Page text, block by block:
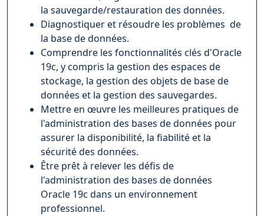
la sauvegarde/restauration des données.
Diagnostiquer et résoudre les problèmes de
la base de données.
Comprendre les fonctionnalités clés d'Oracle
19c, y compris la gestion des espaces de
stockage, la gestion des objets de base de
données et la gestion des sauvegardes.
Mettre en œuvre les meilleures pratiques de
l'administration des bases de données pour
assurer la disponibilité, la fiabilité et la
sécurité des données.
Être prêt à relever les défis de
l'administration des bases de données
Oracle 19c dans un environnement
professionnel.